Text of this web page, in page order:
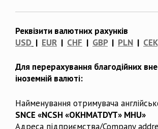
Реквізити валютних рахунків
USD | EUR | CHF | GBP| PLN | CEK
Для перерахування благодійних
іноземній валюті:
Найменування отримувача
SNCE «NCSH «OKHMATDYT» MHU»
Адреса підприємства/Company